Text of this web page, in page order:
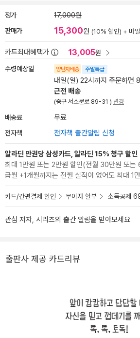
정가 17,000원
판매가 15,300원 (10% 할인) + 마
카드최대혜택가 13,005원
수령예상일 양탄자배송 주말특급
내일(일) 22시까지 주문하면
근전 배송
(중구 서소문로 89-31 ) 변경
배송료 무료
전자책 전자책 출간알림 신청
알라딘 만권당 삼성카드, 알라딘 15% 청구 할인
최대 1만원 또는 2만원 할인(전월 30만원 또
급월 +1개월까지는 전월 실적이 없어도 최대 1
카드/간편결제 할인 무이자 할부 소득공제
관심 저자, 시리즈의 출간 알림을 받아보세요
출판사 제공 카드리뷰